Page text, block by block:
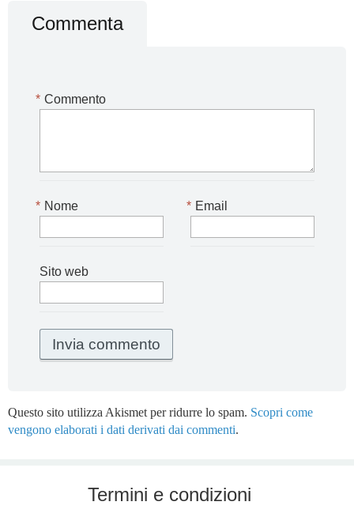
Commenta
Commento
*
Nome
* Email
*
Sito web
Questo sito utilizza Akismet per ridurre lo spam. Scopri come
vengono elaborati i dati derivati dai commenti.
Termini e condizioni